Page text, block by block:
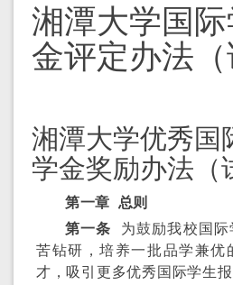
湘潭大学国
金评定办法（
湘潭大学优秀国
学金奖励办法（
第一章 总则
第一条 为鼓励我校国际
苦钻研，培养一批品学兼优
才，吸引更多优秀国际学生